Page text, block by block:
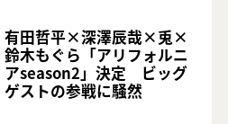
有田哲平×深澤辰哉×兎×
鈴木もぐら「アリフォルニ
アseason2」決定 ビッグ
ゲストの参戦に騒然